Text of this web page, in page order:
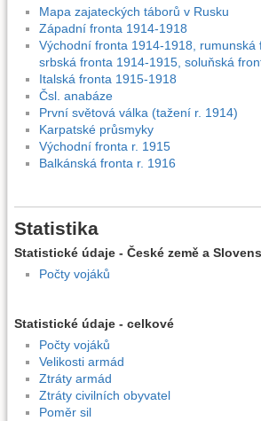
Mapa zajateckých táborů v Rusku
Západní fronta 1914-1918
Východní fronta 1914-1918, rumunská
srbská fronta 1914-1915, soluňská
Italská fronta 1915-1918
Čsl. anabáze
První světová válka (tažení r. 1914)
Karpatské průsmyky
Východní fronta r. 1915
Balkánská fronta r. 1916
Statistika
Statistické údaje - České země a
Počty vojáků
Statistické údaje - celkové
Počty vojáků
Velikosti armád
Ztráty armád
Ztráty civilních obyvatel
Poměr sil